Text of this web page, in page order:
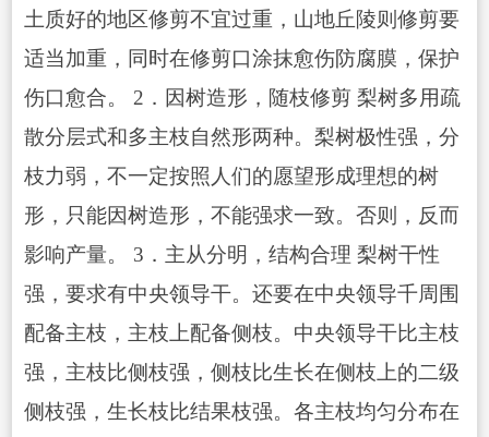
土质好的地区修剪不宜过重，山地丘陵则修剪要
适当加重，同时在修剪口涂抹愈伤防腐膜，保护
伤口愈合。 2．因树造形，随枝修剪 梨树多用疏
散分层式和多主枝自然形两种。梨树极性强，分
枝力弱，不一定按照人们的愿望形成理想的树
形，只能因树造形，不能强求一致。否则，反而
影响产量。 3．主从分明，结构合理 梨树干性
强，要求有中央领导干。还要在中央领导千周围
配备主枝，主枝上配备侧枝。中央领导干比主枝
强，主枝比侧枝强，侧枝比生长在侧枝上的二级
侧枝强，生长枝比结果枝强。各主枝均匀分布在